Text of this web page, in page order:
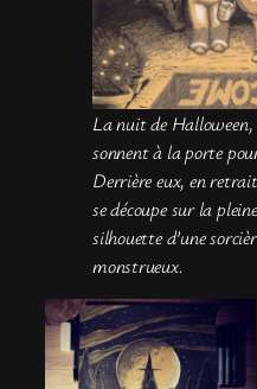
La nuit de Halloween,
sonnent à la porte
Derrière eux, en
se découpe sur la
silhouette d’une
monstrueux.